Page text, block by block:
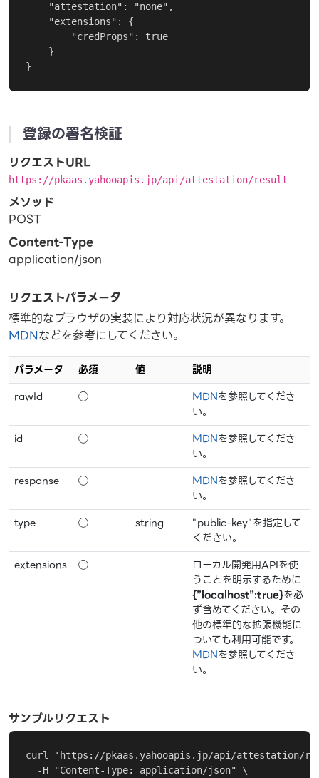
    "attestation": "none",
    "extensions": {
        "credProps": true
    }
}
登録の署名検証
リクエストURL
https://pkaas.yahooapis.jp/api/attestation/result
メソッド
POST
Content-Type
application/json
リクエストパラメータ
標準的なブラウザの実装により対応状況が異なります。
MDNなどを参考にしてください。
パラメータ 必須 値
説明
rawId
◯ MDNを参照してくださ
い。
id
◯ MDNを参照してくださ
い。
response
◯ MDNを参照してくださ
い。
type
◯ string
"public-key"を指定して
ください。
extensions
◯
ローカル開発用APIを使
うことを明示するために
{”localhost”:true}を必
ず含めてください。その
他の標準的な拡張機能に
ついても利用可能です。
MDNを参照してくださ
い。
サンプルリクエスト
curl 'https://pkaas.yahooapis.jp/api/attestation/
  -H "Content-Type: application/json" \